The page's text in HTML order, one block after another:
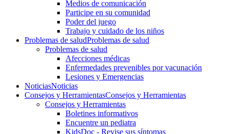
Medios de comunicación
Participe en su comunidad
Poder del juego
Trabajo y cuidado de los niños
Problemas de saludProblemas de salud
Problemas de salud
Afecciones médicas
Enfermedades prevenibles por vacunación
Lesiones y Emergencias
NoticiasNoticias
Consejos y HerramientasConsejos y Herramientas
Consejos y Herramientas
Boletines informativos
Encuentre un pediatra
KidsDoc - Revise sus síntomas